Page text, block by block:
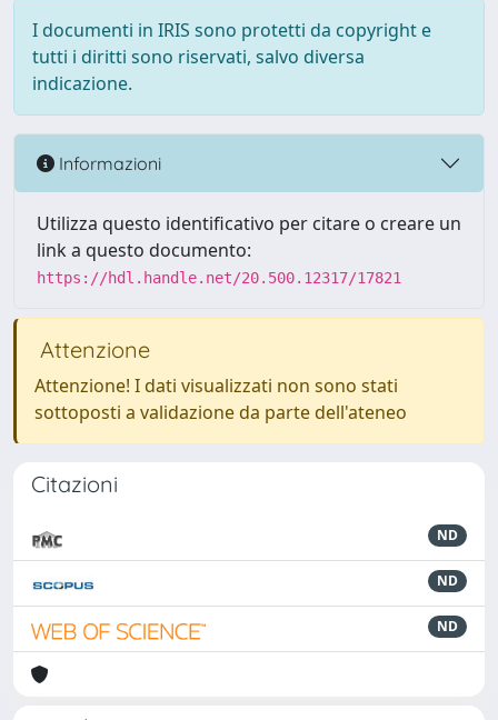
I documenti in IRIS sono protetti da copyright e
tutti i diritti sono riservati, salvo diversa
indicazione.
Informazioni
Utilizza questo identificativo per citare o creare un
link a questo documento:
https://hdl.handle.net/20.500.12317/17821
Attenzione
Attenzione! I dati visualizzati non sono stati
sottoposti a validazione da parte dell'ateneo
Citazioni
ND
ND
ND